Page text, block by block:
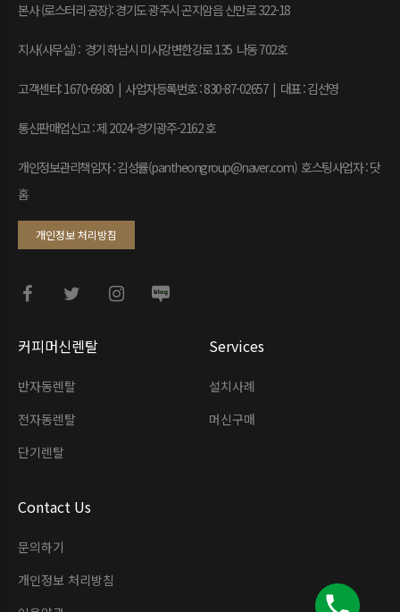
커피머신렌탈
반자동렌탈
전자동렌탈
단기렌탈
Services
설치사례
머신구매
Contact Us
문의하기
개인정보 처리방침
본사 (로스터리 공장): 경기도 광주시 곤지암읍 신만로 322-18
지사(사무실) : 경기 하남시 미사강변한강로 135 나동 702호
고객센터: 1670-6980 | 사업자등록번호 : 830-87-02657 | 대표 : 김선영
통신판매업신고 : 제 2024-경기광주-2162 호
개인정보관리책임자 : 김성률(pantheongroup@naver.com) 호스팅사업자 : 닷
홈
개인정보 처리방침